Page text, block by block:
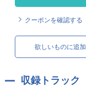
クーポンを確認する
欲しいものに追加
収録トラック